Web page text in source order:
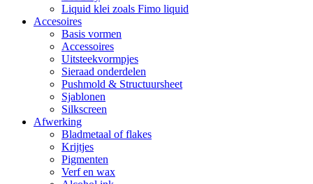
Liquid klei zoals Fimo liquid
Accesoires
Basis vormen
Accessoires
Uitsteekvormpjes
Sieraad onderdelen
Pushmold & Structuursheet
Sjablonen
Silkscreen
Afwerking
Bladmetaal of flakes
Krijtjes
Pigmenten
Verf en wax